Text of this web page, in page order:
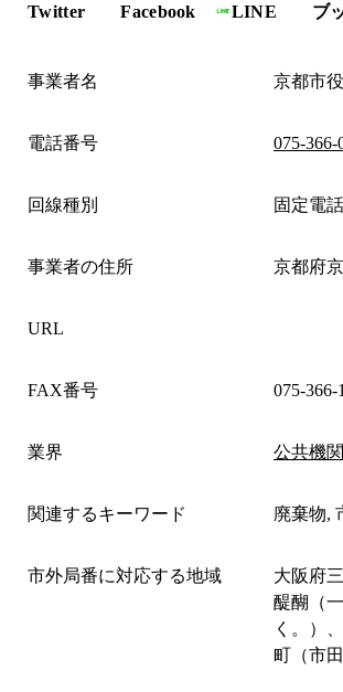
Twitter Facebook LINE ブ
事業者名 京都市
電話番号 075-366-
回線種別 固定電話
事業者の住所 京都府
URL
FAX番号 075-366-
業界 公共機
関連するキーワード 廃棄物,
市外局番に対応する地域
大阪府
醍醐（
く。）
町（市